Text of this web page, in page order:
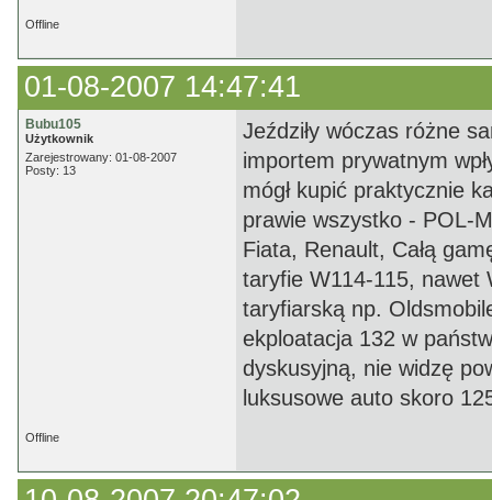
Offline
01-08-2007 14:47:41
Bubu105
Użytkownik
Zarejestrowany: 01-08-2007
Posty: 13
Jeździły wóczas różne
importem prywatnym
mógł kupić praktycznie
prawie wszystko - POL-
Fiata, Renault, Całą
taryfie W114-115, nawet
taryfiarską np.
ekploatacja 132 w
dyskusyjną, nie widzę
luksusowe auto skoro
Offline